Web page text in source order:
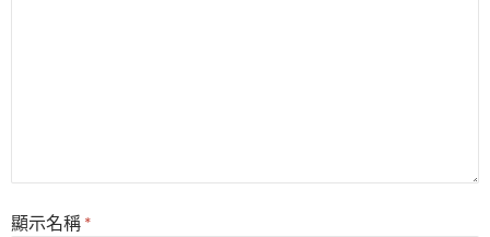
顯示名稱 *